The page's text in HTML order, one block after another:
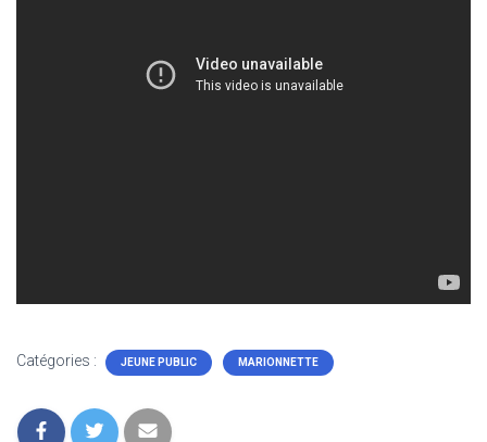
Catégories : JEUNE PUBLIC MARIONNETTE